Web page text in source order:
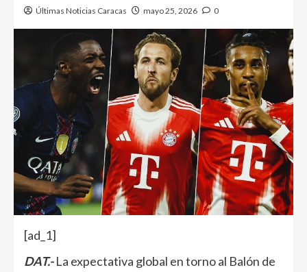
Últimas Noticias Caracas mayo 25, 2026 0
[ad_1]
DAT.-La expectativa global en torno al Balón de